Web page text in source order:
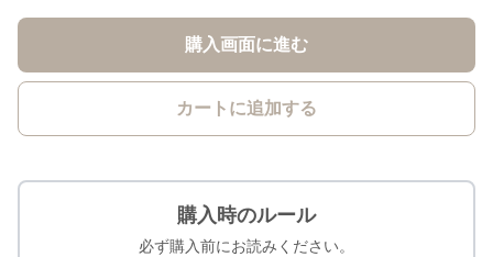
購入画面に進む
カートに追加する
購入時のルール
必ず購入前にお読みください。